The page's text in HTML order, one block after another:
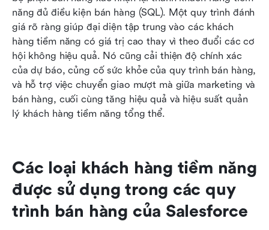
năng đủ điều kiện bán hàng (SQL). Một quy trình đánh
giá rõ ràng giúp đại diện tập trung vào các khách
hàng tiềm năng có giá trị cao thay vì theo đuổi các cơ
hội không hiệu quả. Nó cũng cải thiện độ chính xác
của dự báo, củng cố sức khỏe của quy trình bán hàng,
và hỗ trợ việc chuyển giao mượt mà giữa marketing và
bán hàng, cuối cùng tăng hiệu quả và hiệu suất quản
lý khách hàng tiềm năng tổng thể.
Các loại khách hàng tiềm năng
được sử dụng trong các quy
trình bán hàng của Salesforce